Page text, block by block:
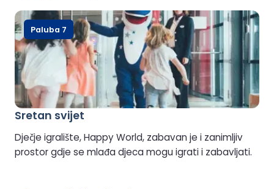
Sretan svijet
Dječje igralište, Happy World, zabavan je i zanimljiv
prostor gdje se mlađa djeca mogu igrati i zabavljati.
Paluba 7